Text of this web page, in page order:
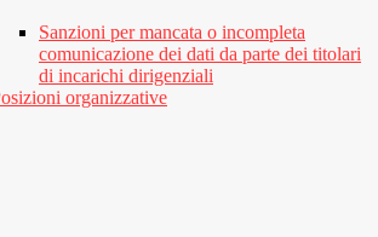
Sanzioni per mancata o incompleta
comunicazione dei dati da parte dei titolari
di incarichi dirigenziali
organizzative